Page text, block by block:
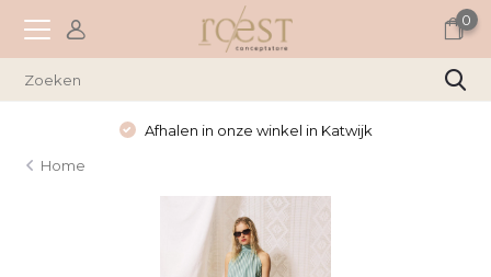
0
Afhalen in onze winkel in Katwijk
Home